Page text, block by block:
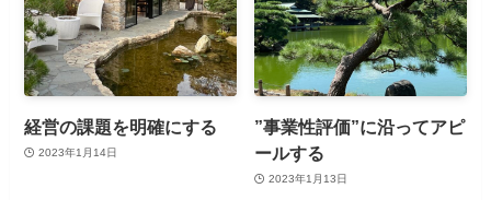
経営の課題を明確にする
2023年1月14日
”事業性評価”に沿ってアピ
ールする
2023年1月13日